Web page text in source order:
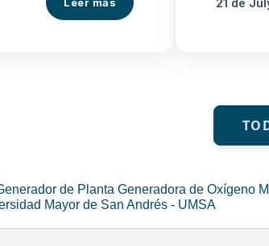
de Planta Generadora de Oxígeno
Mayor de San Andrés - UMSA